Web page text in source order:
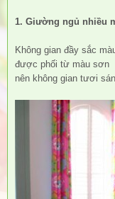
1. Giường ngủ nhiều
Không gian đầy sắc
được phối từ màu sơn
nên không gian tươi